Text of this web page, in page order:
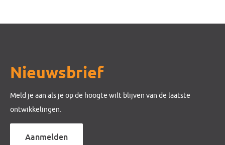
Nieuwsbrief
Meld je aan als je op de hoogte wilt blijven van de laatste
ontwikkelingen.
Aanmelden